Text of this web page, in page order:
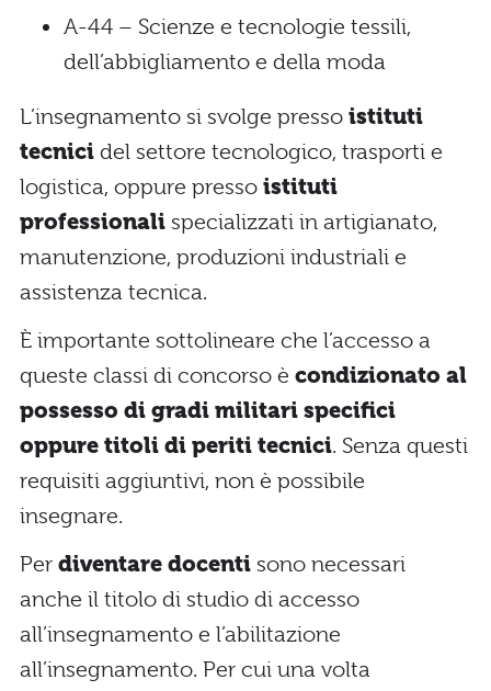
A-44 – Scienze e tecnologie tessili,
dell’abbigliamento e della moda
L’insegnamento si svolge presso istituti
tecnici del settore tecnologico, trasporti e
logistica, oppure presso istituti
professionali specializzati in artigianato,
manutenzione, produzioni industriali e
assistenza tecnica.
È importante sottolineare che l’accesso a
queste classi di concorso è condizionato al
possesso di gradi militari specifici
oppure titoli di periti tecnici. Senza questi
requisiti aggiuntivi, non è possibile
insegnare.
Per diventare docenti sono necessari
anche il titolo di studio di accesso
all’insegnamento e l’abilitazione
all’insegnamento. Per cui una volta